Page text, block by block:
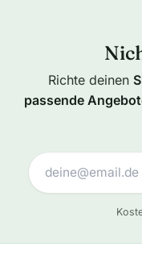
Richte deinen
passende